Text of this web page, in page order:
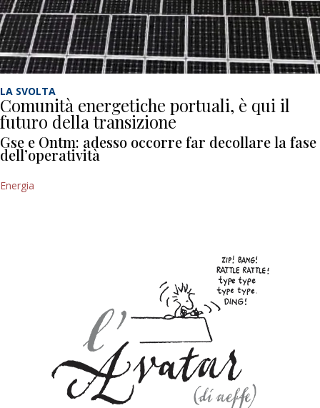
LA SVOLTA
Comunità energetiche portuali, è qui il
futuro della transizione
Gse e Ontm: adesso occorre far decollare la fase
dell’operatività
Energia